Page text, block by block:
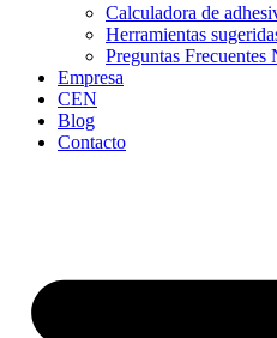
Calculadora de
Herramientas
Preguntas Frecuentes
Empresa
CEN
Blog
Contacto